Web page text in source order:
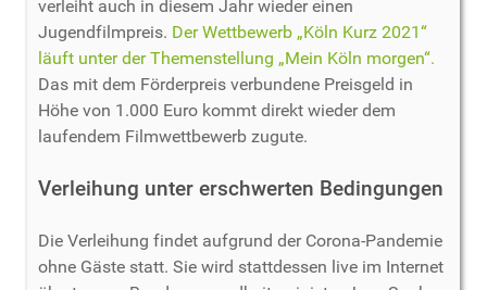
verleiht auch in diesem Jahr wieder einen
Jugendfilmpreis. Der Wettbewerb „Köln Kurz 2021“
läuft unter der Themenstellung „Mein Köln morgen“.
Das mit dem Förderpreis verbundene Preisgeld in
Höhe von 1.000 Euro kommt direkt wieder dem
laufendem Filmwettbewerb zugute.
Verleihung unter erschwerten Bedingungen
Die Verleihung findet aufgrund der Corona-Pandemie
ohne Gäste statt. Sie wird stattdessen live im Internet